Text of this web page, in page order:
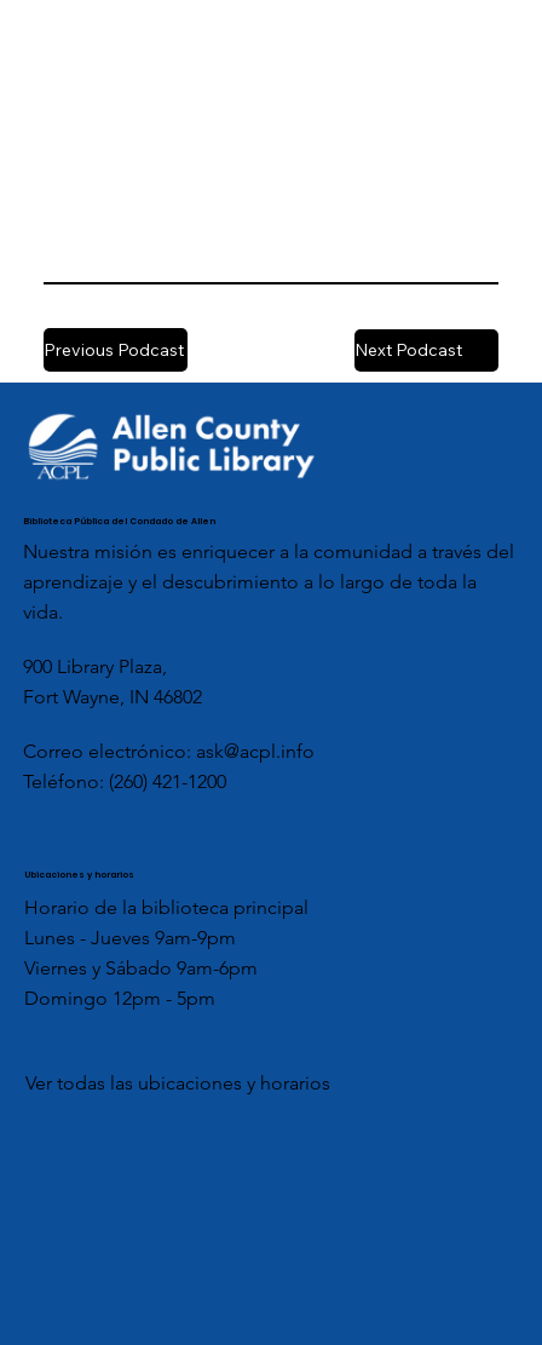
Previous Podcast Next Podcast
Biblioteca Pública del Condado de Allen
Nuestra misión es enriquecer a la comunidad a través del
aprendizaje y el descubrimiento a lo largo de toda la
vida.
900 Library Plaza,
Fort Wayne, IN 46802
Correo electrónico: ask@acpl.info
Teléfono: (260) 421-1200
Ubicaciones y horarios
Horario de la biblioteca principal
Lunes - Jueves 9am-9pm
Viernes y Sábado 9am-6pm
Domingo 12pm - 5pm
Ver todas las ubicaciones y horarios